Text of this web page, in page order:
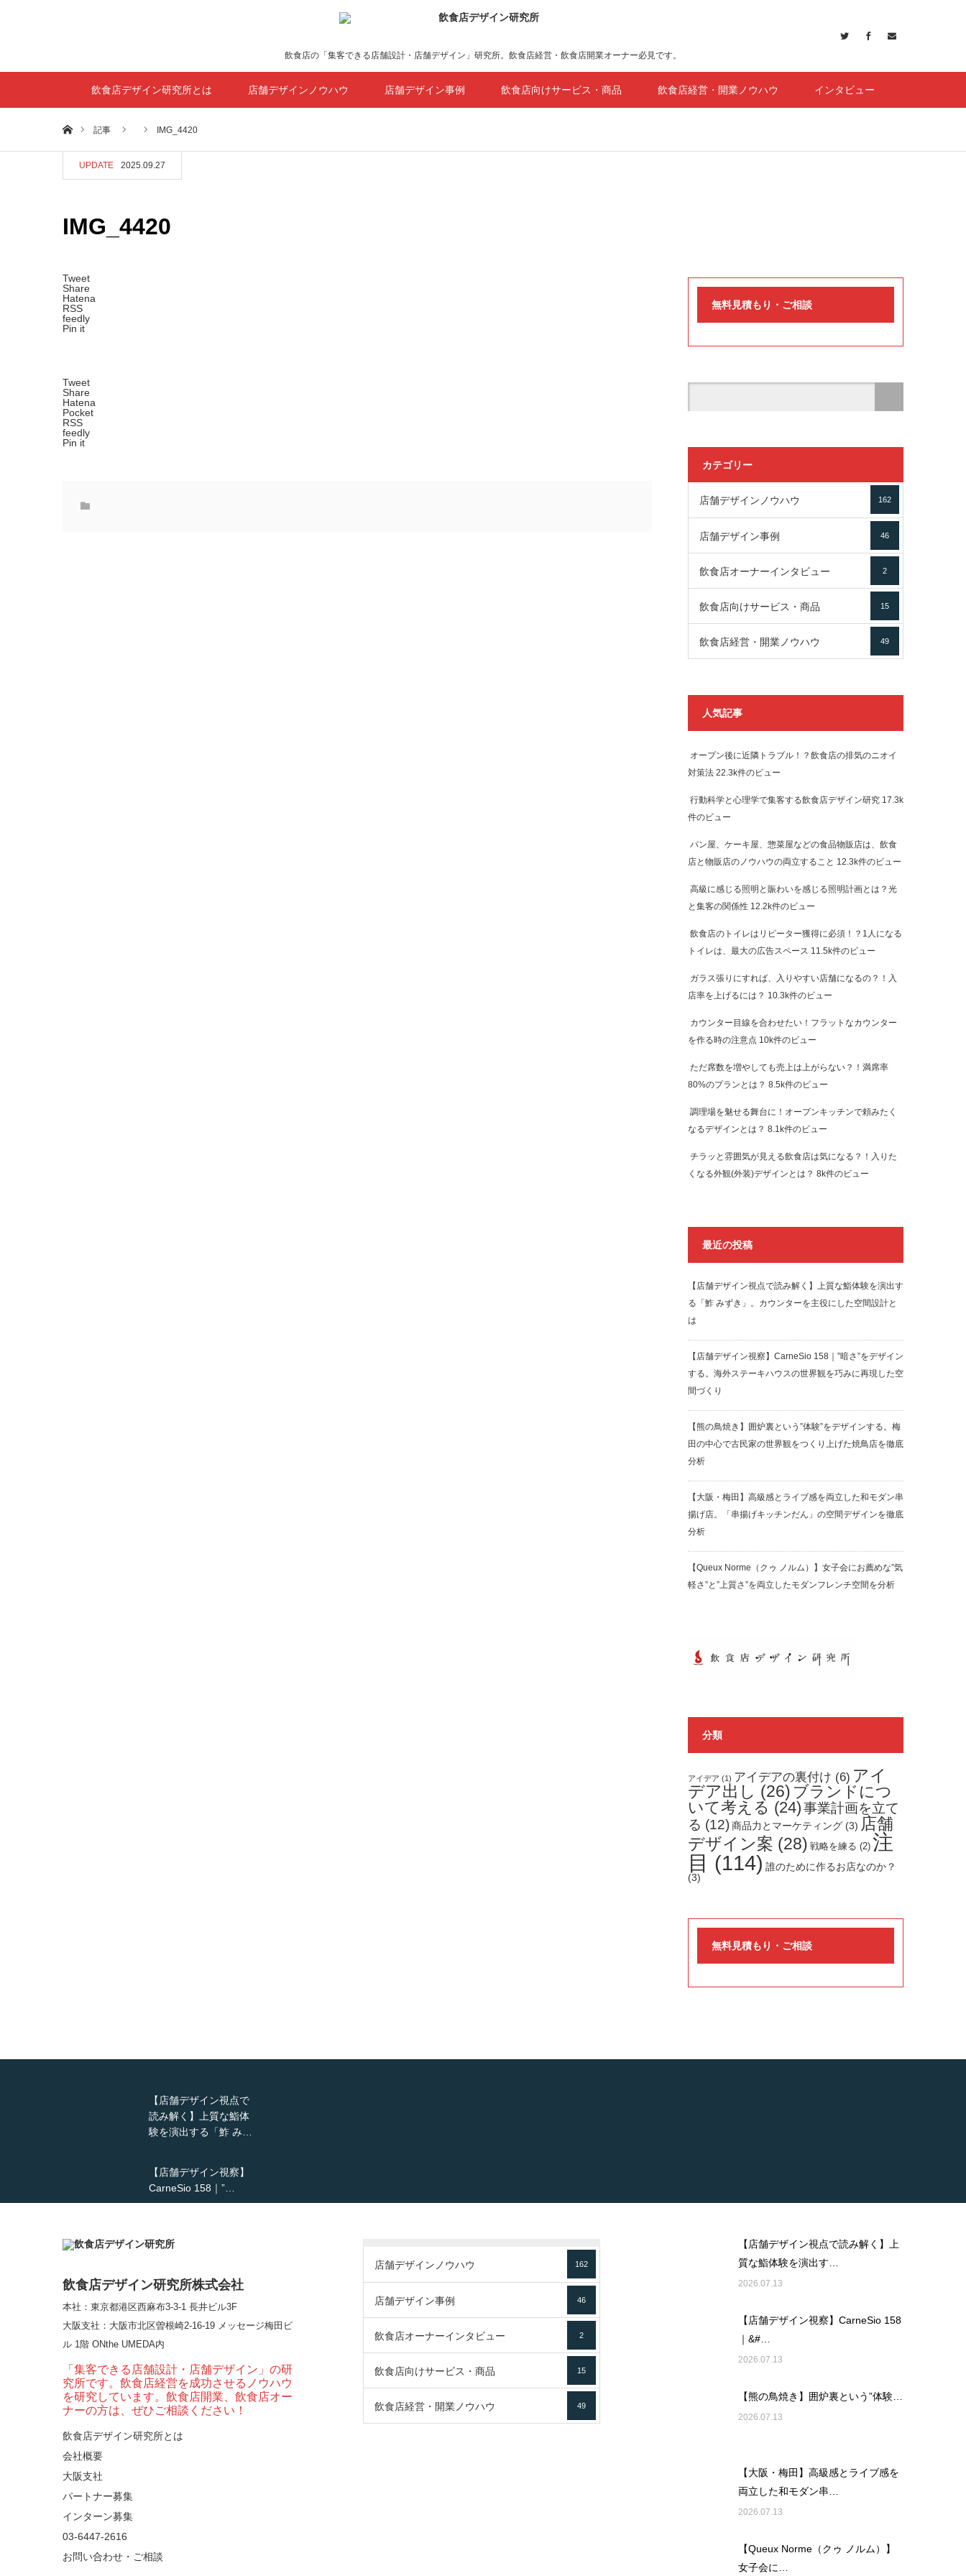
飲食店の「集客できる店舗設計・店舗デザイン」研究所。飲食店経営・飲食店開業オーナー必見です。
飲食店デザイン研究所とは 店舗デザインノウハウ 店舗デザイン事例 飲食店向けサービス・商品 飲食店経営・開業ノウハウ インタビュー
ホーム記事 IMG_4420
UPDATE 2025.09.27
IMG_4420
Tweet
Share
Hatena
RSS
feedly
Pin it
Tweet
Share
Hatena
Pocket
RSS
feedly
Pin it
無料見積もり・ご相談
カテゴリー
店舗デザインノウハウ 162
店舗デザイン事例 46
飲食店オーナーインタビュー 2
飲食店向けサービス・商品 15
飲食店経営・開業ノウハウ 49
人気記事
オープン後に近隣トラブル！？飲食店の排気のニオイ
対策法 22.3k件のビュー
行動科学と心理学で集客する飲食店デザイン研究 17.3k
件のビュー
パン屋、ケーキ屋、惣菜屋などの食品物販店は、飲食
店と物販店のノウハウの両立すること 12.3k件のビュー
高級に感じる照明と賑わいを感じる照明計画とは？光
と集客の関係性 12.2k件のビュー
飲食店のトイレはリピーター獲得に必須！？1人になる
トイレは、最大の広告スペース 11.5k件のビュー
ガラス張りにすれば、入りやすい店舗になるの？！入
店率を上げるには？ 10.3k件のビュー
カウンター目線を合わせたい！フラットなカウンター
を作る時の注意点 10k件のビュー
ただ席数を増やしても売上は上がらない？！満席率
80%のプランとは？ 8.5k件のビュー
調理場を魅せる舞台に！オープンキッチンで頼みたく
なるデザインとは？ 8.1k件のビュー
チラッと雰囲気が見える飲食店は気になる？！入りた
くなる外観(外装)デザインとは？ 8k件のビュー
最近の投稿
【店舗デザイン視点で読み解く】上質な鮨体験を演出す
る「鮓 みずき」。カウンターを主役にした空間設計と
は
【店舗デザイン視察】CarneSio 158｜”暗さ”をデザイン
する。海外ステーキハウスの世界観を巧みに再現した空
間づくり
【熊の鳥焼き】囲炉裏という”体験”をデザインする。梅
田の中心で古民家の世界観をつくり上げた焼鳥店を徹底
分析
【大阪・梅田】高級感とライブ感を両立した和モダン串
揚げ店。「串揚げキッチンだん」の空間デザインを徹底
分析
【Queux Norme（クゥ ノルム）】女子会にお薦めな”気
軽さ”と”上質さ”を両立したモダンフレンチ空間を分析
分類
アイデア (1) アイデアの裏付け (6) アイ
デア出し (26) ブランドにつ
いて考える (24)事業計画を立て
る (12)商品力とマーケティング (3) 店舗
デザイン案 (28) 戦略を練る (2) 注
目 (114) 誰のために作るお店なのか？
(3)
無料見積もり・ご相談
【店舗デザイン視点で
読み解く】上質な鮨体
験を演出する「鮓 み…
【店舗デザイン視察】
CarneSio 158｜”…
【熊の鳥焼き】囲炉裏
とライブ感を両立した
和モダン串揚げ店。
「…
【Queux Norme（クゥ
ノルム）】女子会にお
薦めな&…
な店舗デザイン
飲食店デザイン研究所株式会社
本社：東京都港区西麻布3-3-1 長井ビル3F
大阪支社 ：大阪市北区曽根崎2-16-19 メッセージ梅田ビ
ル 1階 ONthe UMEDA内
「集客できる店舗設計・店舗デザイン」の研
究所です。飲食店経営を成功させるノウハウ
を研究しています。飲食店開業、飲食店オー
ナーの方は、ぜひご相談ください！
飲食店デザイン研究所とは
会社概要
大阪支社
パートナー募集
インターン募集
03-6447-2616
お問い合わせ・ご相談
店舗デザインノウハウ 162
店舗デザイン事例 46
飲食店オーナーインタビュー 2
飲食店向けサービス・商品 15
飲食店経営・開業ノウハウ 49
【店舗デザイン視点で読み解く】上
質な鮨体験を演出す…
2026.07.13
【店舗デザイン視察】CarneSio 158
｜&#…
2026.07.13
【熊の鳥焼き】囲炉裏という”体験…
2026.07.13
【大阪・梅田】高級感とライブ感を
両立した和モダン串…
2026.07.13
【Queux Norme（クゥ ノルム）】
女子会に…